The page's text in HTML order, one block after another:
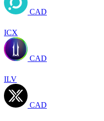
CAD
ICX
CAD
ILV
CAD